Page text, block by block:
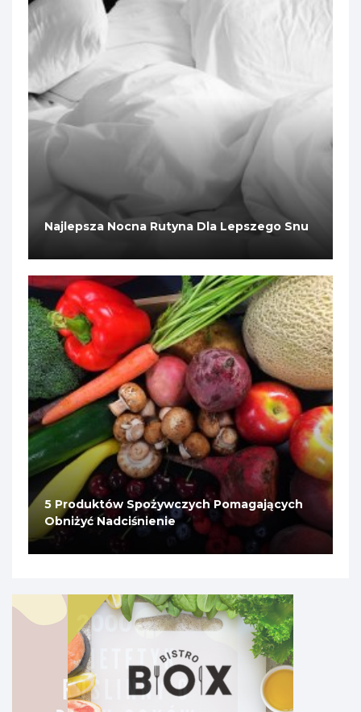
Najlepsza Nocna Rutyna Dla Lepszego Snu
5 Produktów Spożywczych Pomagających
Obniżyć Nadciśnienie